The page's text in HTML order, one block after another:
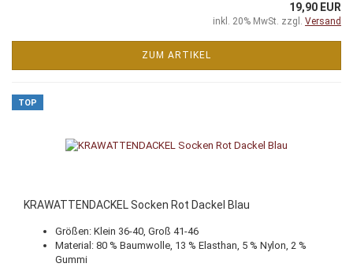
19,90 EUR
inkl. 20% MwSt. zzgl. Versand
ZUM ARTIKEL
TOP
KRAWATTENDACKEL Socken Rot Dackel Blau
Größen: Klein 36-40, Groß 41-46
Material: 80 % Baumwolle, 13 % Elasthan, 5 % Nylon, 2 %
Gummi